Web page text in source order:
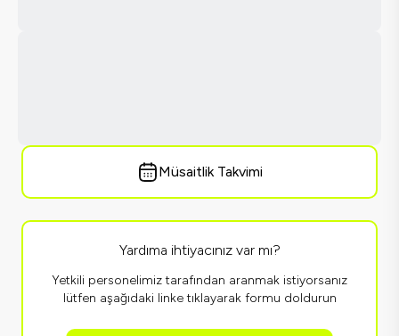
Müsaitlik Takvimi
Yardıma ihtiyacınız var mı?
Yetkili personelimiz tarafından aranmak istiyorsanız
lütfen aşağıdaki linke tıklayarak formu doldurun